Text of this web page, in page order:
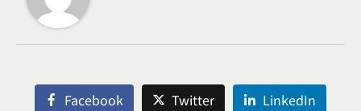
Facebook Twitter LinkedIn